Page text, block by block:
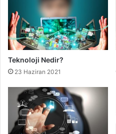
Teknoloji Nedir?
23 Haziran 2021